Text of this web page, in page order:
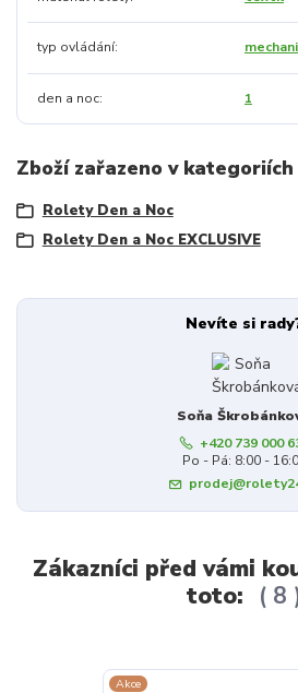
typ ovládání
den a noc 1
Zboží zařazeno v kategoriích
Rolety Den a Noc
Rolety Den a Noc EXCLUSIVE
Nevíte si
Soňa
+420 739 000
Po - Pá: 8:00 -
Zákazníci před vámi
toto:
8
Akce